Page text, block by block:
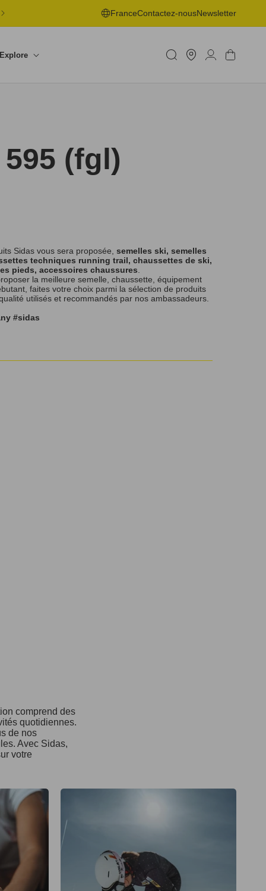
LIVRAISON OFFERTE EN POINT DE RETRAIT DÈS 50€ -
RETOURS SOUS 30J
FranceContactez-nousNewsletter
Explore
un
shop
ConnexionPanier
595 (fgl)
Sidas vous sera proposée, semelles ski, semelles
techniques running trail, chaussettes de ski,
pieds, accessoires chaussures
la meilleure semelle, chaussette, équipement
faites votre choix parmi la sélection de produits
utilisés et recommandés par nos ambassadeurs.
#sidas
comprend des
quotidiennes.
de nos
Avec Sidas,
votre